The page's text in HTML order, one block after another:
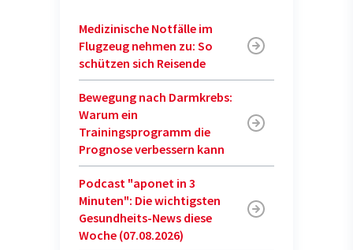
Medizinische Notfälle im
Flugzeug nehmen zu: So
schützen sich Reisende
Bewegung nach Darmkrebs:
Warum ein
Trainingsprogramm die
Prognose verbessern kann
Podcast "aponet in 3
Minuten": Die wichtigsten
Gesundheits-News diese
Woche (07.08.2026)